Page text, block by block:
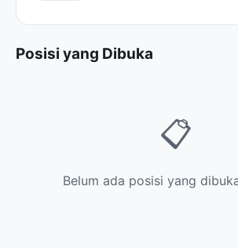
Posisi yang Dibuka
📋
Belum ada posisi yang